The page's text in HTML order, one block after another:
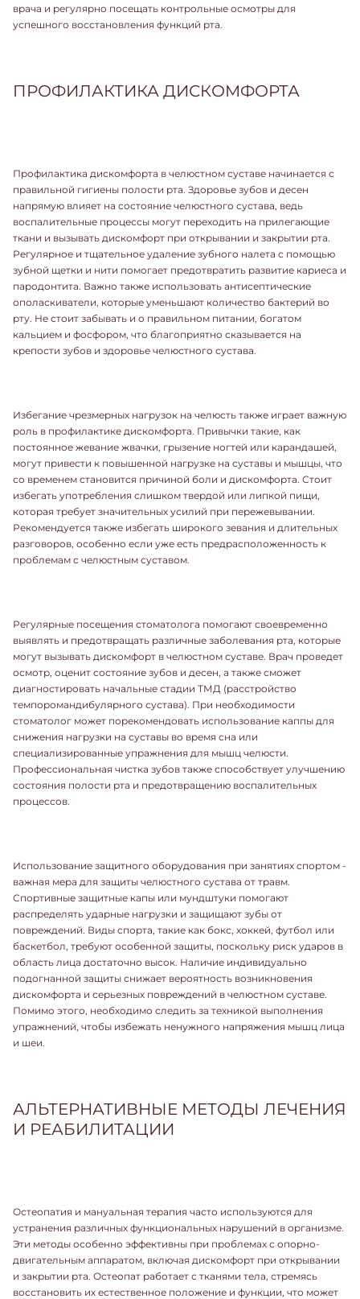
врача и регулярно посещать контрольные осмотры для
успешного восстановления функций рта.
ПРОФИЛАКТИКА ДИСКОМФОРТА
Профилактика дискомфорта в челюстном суставе начинается с
правильной гигиены полости рта. Здоровье зубов и десен
напрямую влияет на состояние челюстного сустава, ведь
воспалительные процессы могут переходить на прилегающие
ткани и вызывать дискомфорт при открывании и закрытии рта.
Регулярное и тщательное удаление зубного налета с помощью
зубной щетки и нити помогает предотвратить развитие кариеса и
пародонтита. Важно также использовать антисептические
ополаскиватели, которые уменьшают количество бактерий во
рту. Не стоит забывать и о правильном питании, богатом
кальцием и фосфором, что благоприятно сказывается на
крепости зубов и здоровье челюстного сустава.
Избегание чрезмерных нагрузок на челюсть также играет важную
роль в профилактике дискомфорта. Привычки такие, как
постоянное жевание жвачки, грызение ногтей или карандашей,
могут привести к повышенной нагрузке на суставы и мышцы, что
со временем становится причиной боли и дискомфорта. Стоит
избегать употребления слишком твердой или липкой пищи,
которая требует значительных усилий при пережевывании.
Рекомендуется также избегать широкого зевания и длительных
разговоров, особенно если уже есть предрасположенность к
проблемам с челюстным суставом.
Регулярные посещения стоматолога помогают своевременно
выявлять и предотвращать различные заболевания рта, которые
могут вызывать дискомфорт в челюстном суставе. Врач проведет
осмотр, оценит состояние зубов и десен, а также сможет
диагностировать начальные стадии ТМД (расстройство
темпоромандибулярного сустава). При необходимости
стоматолог может порекомендовать использование каппы для
снижения нагрузки на суставы во время сна или
специализированные упражнения для мышц челюсти.
Профессиональная чистка зубов также способствует улучшению
состояния полости рта и предотвращению воспалительных
процессов.
Использование защитного оборудования при занятиях спортом -
важная мера для защиты челюстного сустава от травм.
Спортивные защитные капы или мундштуки помогают
распределять ударные нагрузки и защищают зубы от
повреждений. Виды спорта, такие как бокс, хоккей, футбол или
баскетбол, требуют особенной защиты, поскольку риск ударов в
область лица достаточно высок. Наличие индивидуально
подогнанной защиты снижает вероятность возникновения
дискомфорта и серьезных повреждений в челюстном суставе.
Помимо этого, необходимо следить за техникой выполнения
упражнений, чтобы избежать ненужного напряжения мышц лица
и шеи.
АЛЬТЕРНАТИВНЫЕ МЕТОДЫ ЛЕЧЕНИЯ
И РЕАБИЛИТАЦИИ
Остеопатия и мануальная терапия часто используются для
устранения различных функциональных нарушений в организме.
Эти методы особенно эффективны при проблемах с опорно-
двигательным аппаратом, включая дискомфорт при открывании
и закрытии рта. Остеопат работает с тканями тела, стремясь
восстановить их естественное положение и функции, что может